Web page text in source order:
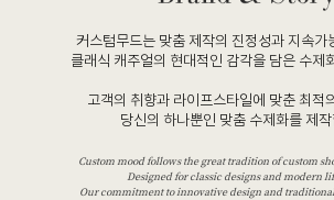
커스텀무드는 맞춤 제작의 진정성과 지속가
클래식 캐주얼의 현대적인 감각을 담은 수제
고객의 취향과 라이프스타일에 맞춘 최적
당신의 하나뿐인 맞춤 수제화를 제
Custom mood follows the great tradition of custom
Designed for classic designs and modern
Our commitment to innovative design and